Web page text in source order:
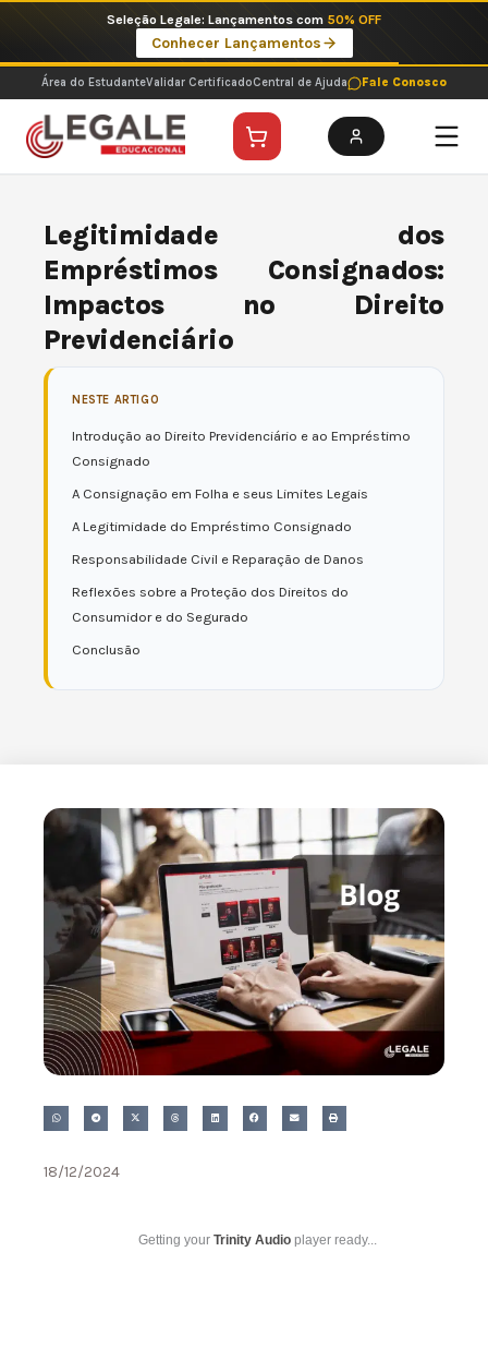
o
conteúdo
Seleção Legale: Lançamentos com 50% OFF
Conhecer Lançamentos
Área do EstudanteValidar CertificadoCentral de Ajuda Fale Conosco
Legitimidade dos
Empréstimos Consignados:
Impactos no Direito
Previdenciário
NESTE ARTIGO
Introdução ao Direito Previdenciário e ao Empréstimo
Consignado
A Consignação em Folha e seus Limites Legais
A Legitimidade do Empréstimo Consignado
Responsabilidade Civil e Reparação de Danos
Reflexões sobre a Proteção dos Direitos do
Consumidor e do Segurado
Conclusão
18/12/2024
Getting your Trinity Audio player ready...